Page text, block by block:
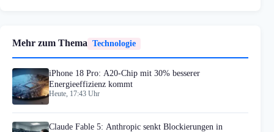
Mehr zum Thema Technologie
iPhone 18 Pro: A20-Chip mit 30% besserer
Energieeffizienz kommt
Heute, 17:43 Uhr
Claude Fable 5: Anthropic senkt Blockierungen in